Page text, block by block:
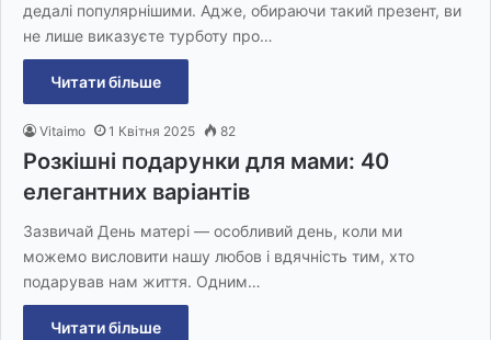
дедалі популярнішими. Адже, обираючи такий презент, ви
не лише виказуєте турботу про…
Читати більше
Vitaimo 1 Квітня 2025 82
Розкішні подарунки для мами: 40
елегантних варіантів
Зазвичай День матері — особливий день, коли ми
можемо висловити нашу любов і вдячність тим, хто
подарував нам життя. Одним…
Читати більше